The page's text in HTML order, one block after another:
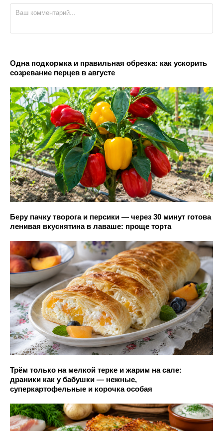
Одна подкормка и правильная обрезка: как ускорить
созревание перцев в августе
Беру пачку творога и персики — через 30 минут готова
ленивая вкуснятина в лаваше: проще торта
Трём только на мелкой терке и жарим на сале:
драники как у бабушки — нежные,
суперкартофельные и корочка особая